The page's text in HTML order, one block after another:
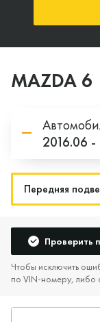
MAZDA 6
2016.06
Проверить
Чтобы исключить
по VIN‑номеру, либо